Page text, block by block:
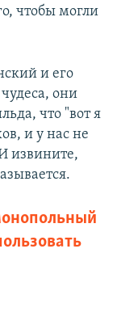
чтобы могли
и его
они
что "вот я
и у нас не
извините,